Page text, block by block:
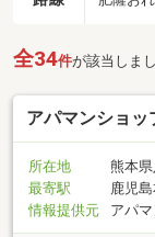
全34件が該当しまし
アパマンショ
所在地
熊本
最寄駅
鹿児
情報提供元
アパ